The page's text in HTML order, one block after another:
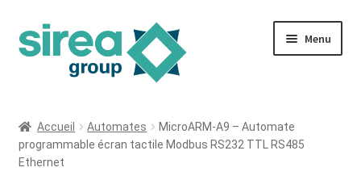
Aller
à
Aller
au
Menu
Made In France
Accueil Automates
MicroARM-A9 – Automate
programmable écran tactile Modbus RS232 TTL RS485
Ethernet